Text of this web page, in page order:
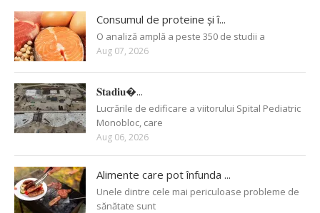
Consumul de proteine și î...
O analiză amplă a peste 350 de studii a
Aug 07, 2026
𝐒𝐭𝐚𝐝𝐢𝐮�...
Lucrările de edificare a viitorului Spital Pediatric
Monobloc, care
Aug 06, 2026
Alimente care pot înfunda ...
Unele dintre cele mai periculoase probleme de
sănătate sunt